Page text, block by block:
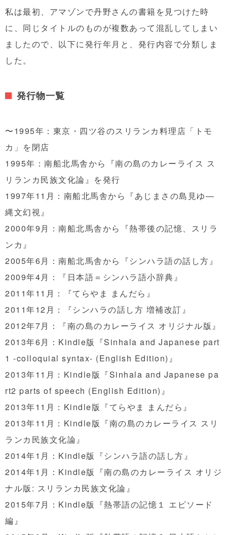
私は最初、アマゾンで丹野さんの書籍を見つけた時
に、同じタイトルのものが複数あって混乱してしまい
ましたので、以下に発行年月と、発行内容で分類しま
した。
発行物一覧
〜1995年：東京・四ツ谷のスリランカ料理店「トモ
カ」を閉店
1995年：南船北馬舎から 『南の島のカレーライス ス
リランカ民族文化論』を発行
1997年11月：南船北馬舎から『あじまさの島見ゆ―
縄文幻視』
2000年9月：南船北馬舎から『熱帯後の記憶、スリラ
ンカ』
2005年6月：南船北馬舎から『シンハラ語の話し方』
2009年4月：『日本語＝シンハラ語小辞典』
2011年11月：『てらやま まんだら』
2011年12月：『シンハラの話し方 増補改訂』
2012年7月：『南の島のカレーライス オリジナル版』
2013年6月： Kindle版 『Sinhala and Japanese part
1 -colloquial syntax- (English Edition)』
2013年11月：Kindle版『Sinhala and Japanese pa
rt2 parts of speech (English Edition)』
2013年11月：Kindle版『てらやま まんだら』
2013年11月：Kindle版『南の島のカレーライス スリ
ランカ民族文化論』
2014年1月：Kindle版『シンハラ語の話し方』
2014年1月：Kindle版『南の島のカレーライス オリジ
ナル版: スリランカ民族文化論』
2015年7月：Kindle版『熱帯語の記憶１ エピソード
編』